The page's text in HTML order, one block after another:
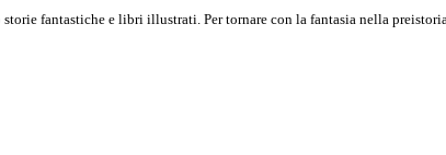
fantastiche e libri illustrati. Per tornare con la fantasia nella